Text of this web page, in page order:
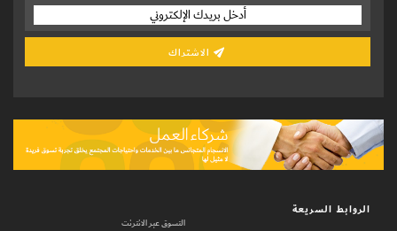
الروابط السريعة
التسوق عبر الانترنت